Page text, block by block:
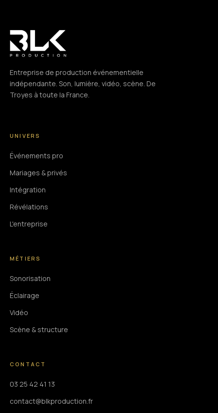
Entreprise de production événementielle
indépendante. Son, lumière, vidéo, scène. De
Troyes à toute la France.
UNIVERS
Événements pro
Mariages & privés
Intégration
Révélations
L'entreprise
MÉTIERS
Sonorisation
Éclairage
Vidéo
Scène & structure
CONTACT
03 25 42 41 13
contact@blkproduction.fr